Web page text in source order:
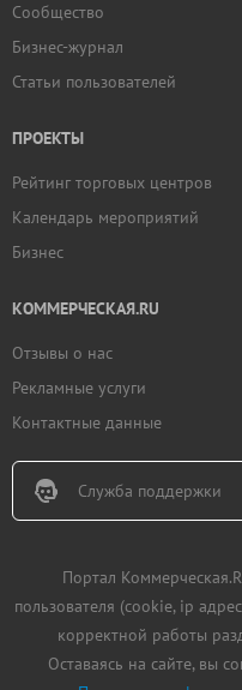
Сообщество
Бизнес-журнал
Статьи пользователей
ПРОЕКТЫ
Рейтинг торговых центров
Календарь мероприятий
Бизнес
КОММЕРЧЕСКАЯ.RU
Отзывы о нас
Рекламные услуги
Контактные данные
Служба поддержки
Портал
пользователя (cookie, ip
корректной работы
Оставаясь на сайте, вы